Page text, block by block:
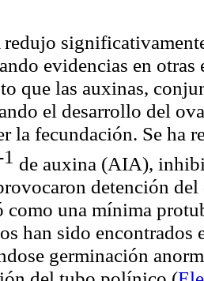
evidencias en otras
que las auxinas,
el desarrollo del
la fecundación. Se ha
de auxina (AIA),
detención
como una mínima
han sido
germinación